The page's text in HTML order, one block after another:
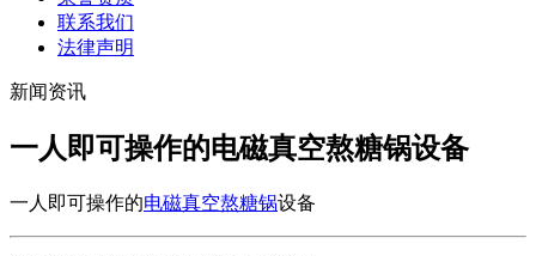
联系我们
法律声明
新闻资讯
一人即可操作的电磁真空熬糖锅设备
一人即可操作的电磁真空熬糖锅设备